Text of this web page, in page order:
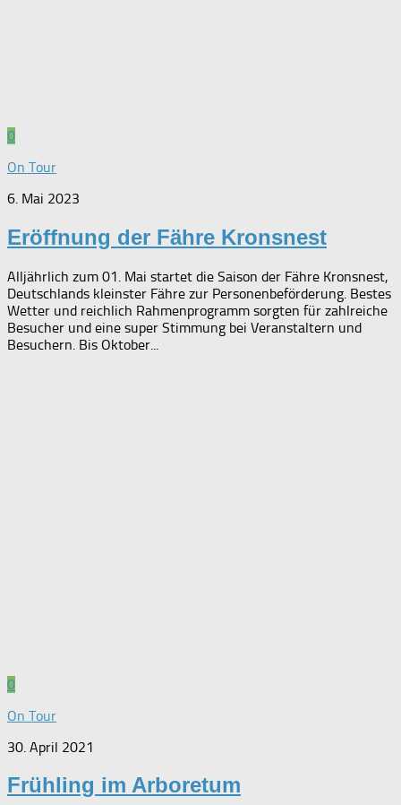
0
On Tour
6. Mai 2023
Eröffnung der Fähre Kronsnest
Alljährlich zum 01. Mai startet die Saison der Fähre Kronsnest,
Deutschlands kleinster Fähre zur Personenbeförderung. Bestes
Wetter und reichlich Rahmenprogramm sorgten für zahlreiche
Besucher und eine super Stimmung bei Veranstaltern und
Besuchern. Bis Oktober...
0
On Tour
30. April 2021
Frühling im Arboretum